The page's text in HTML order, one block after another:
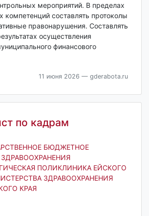
мероприятий. В пределах
компетенций составлять протоколы
правонарушения. Составлять
осуществления
финансового
11 июня 2026 — gderabota.ru
по кадрам
БЮДЖЕТНОЕ
ПОЛИКЛИНИКА ЕЙСКОГО
ЗДРАВООХРАНЕНИЯ
КРАЯ